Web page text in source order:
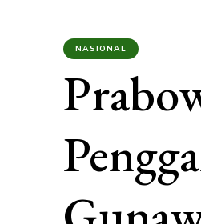
NASIONAL